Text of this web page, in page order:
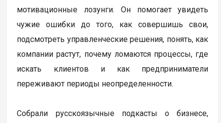
мотивационные лозунги. Он помогает увидеть
чужие ошибки до того, как совершишь свои,
подсмотреть управленческие решения, понять, как
компании растут, почему ломаются процессы, где
искать клиентов и как предприниматели
переживают периоды неопределенности.
Собрали русскоязычные подкасты о бизнесе,